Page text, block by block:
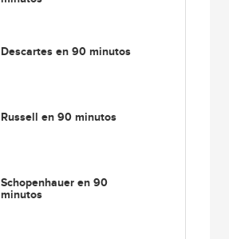
Descartes en 90 minutos
Russell en 90 minutos
Schopenhauer en 90
minutos